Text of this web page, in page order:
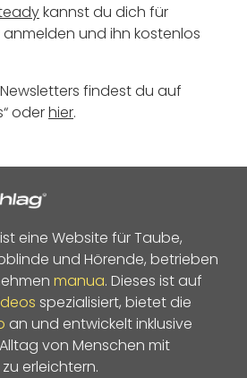
kannst du dich für
und ihn kostenlos
findest du auf
oderhier.
eine Website für Taube,
und Hörende, betrieben
manua. Dieses ist auf
spezialisiert, bietet die
an und entwickelt inklusive
von Menschen mit
erleichtern.